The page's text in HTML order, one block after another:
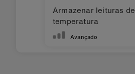
Armazenar leituras de
temperatura
Avançado